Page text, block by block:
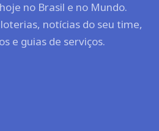
no Brasil e no Mundo.
notícias do seu time,
e guias de serviços.